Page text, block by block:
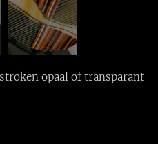
opaal of transparant